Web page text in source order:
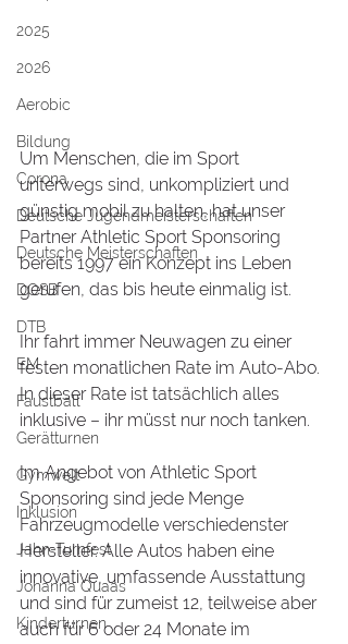
2025
2026
Aerobic
Bildung
Corona
Deutsche Jugendmeisterschaften
Deutsche Meisterschaften
DOSB
DTB
EM
Faustball
Gerätturnen
Gymwelt
Inklusion
Jahn-Turnfest
Johanna Quaas
Kinderturnen
Um Menschen, die im Sport
unterwegs sind, unkompliziert und
günstig mobil zu halten, hat unser
Partner Athletic Sport Sponsoring
bereits 1997 ein Konzept ins Leben
gerufen, das bis heute einmalig ist.
Ihr fahrt immer Neuwagen zu einer
festen monatlichen Rate im Auto-Abo.
In dieser Rate ist tatsächlich alles
inklusive – ihr müsst nur noch tanken.
Im Angebot von Athletic Sport
Sponsoring sind jede Menge
Fahrzeugmodelle verschiedenster
Hersteller. Alle Autos haben eine
innovative, umfassende Ausstattung
und sind für zumeist 12, teilweise aber
auch für 6 oder 24 Monate im